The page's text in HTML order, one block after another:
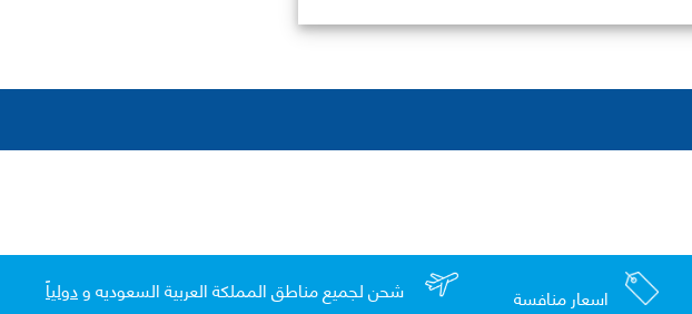
اسعار منافسة شحن لجميع مناطق المملكة العربية السعوديه ودولياً